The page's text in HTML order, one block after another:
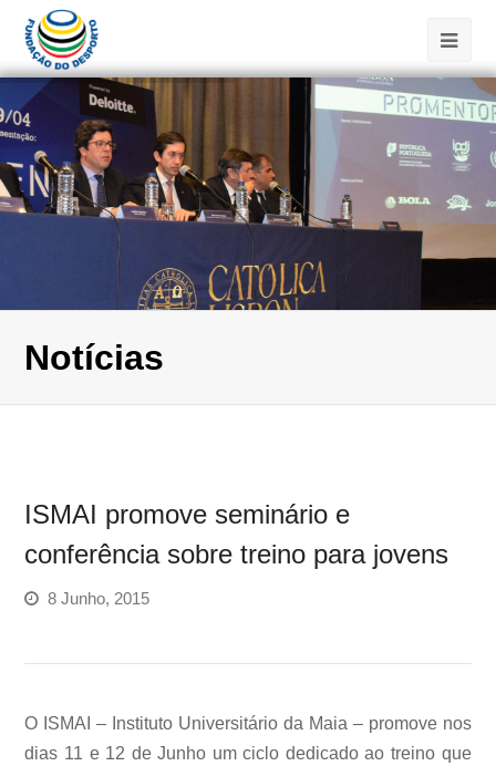
Notícias
ISMAI promove seminário e
conferência sobre treino para jovens
8 Junho, 2015
O ISMAI – Instituto Universitário da Maia – promove nos
dias 11 e 12 de Junho um ciclo dedicado ao treino que